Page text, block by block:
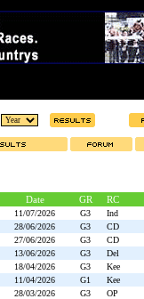
Date GR RC
11/07/2026 G3 Ind
28/06/2026 G3 CD
27/06/2026 G3 CD
13/06/2026 G3 Del
18/04/2026 G3 Kee
11/04/2026 G1 Kee
28/03/2026 G3 OP